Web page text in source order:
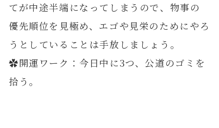
てが中途半端になってしまうので、物事の
優先順位を見極め、エゴや見栄のためにやろ
うとしていることは手放しましょう。
✿開運ワーク：今日中に3つ、公道のゴミを
拾う。